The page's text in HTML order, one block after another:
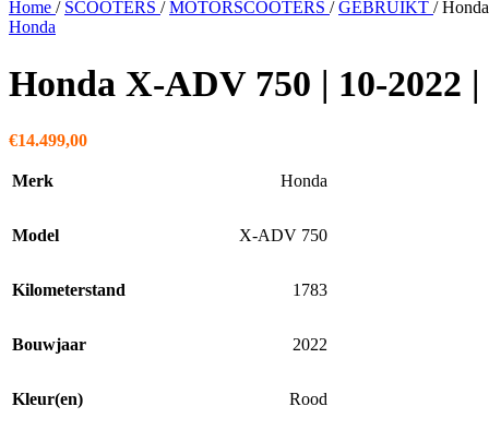
Home / SCOOTERS / MOTORSCOOTERS / GEBRUIKT /
Honda
Honda X-ADV 750 | 10-2022 |
€14.499,00
Merk Honda
Model X-ADV 750
Kilometerstand 1783
Bouwjaar 2022
Kleur(en) Rood